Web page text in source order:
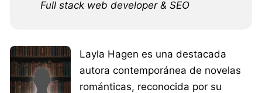
Full stack web developer & SEO
Layla Hagen es una destacada
autora contemporánea de novelas
románticas, reconocida por su